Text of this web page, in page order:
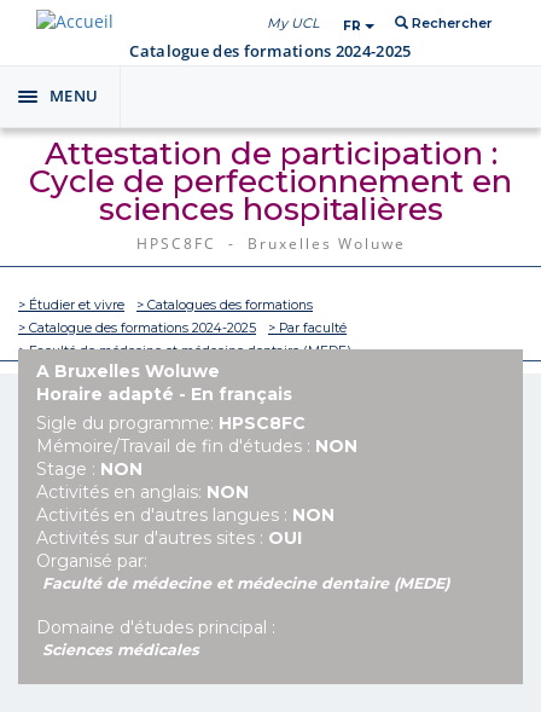
My UCL FR Rechercher
Catalogue des formations 2024-2025
Toggle
navigation
MENU
Attestation de participation :
Cycle de perfectionnement en
sciences hospitalières
HPSC8FC - Bruxelles Woluwe
> Étudier et vivre
> Catalogues des formations
> Catalogue des formations 2024-2025
> Par faculté
> Faculté de médecine et médecine dentaire (MEDE)
A Bruxelles Woluwe
Horaire adapté - En français
Sigle du programme: HPSC8FC
Mémoire/Travail de fin d'études : NON
Stage : NON
Activités en anglais: NON
Activités en d'autres langues : NON
Activités sur d'autres sites : OUI
Organisé par:
Faculté de médecine et médecine dentaire (MEDE)
Domaine d'études principal :
Sciences médicales